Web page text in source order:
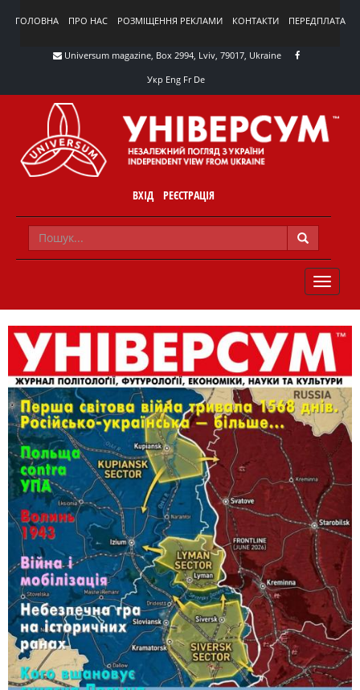
ГОЛОВНА ПРО НАС РОЗМІЩЕННЯ РЕКЛАМИ КОНТАКТИ ПЕРЕДПЛАТА
Universum magazine, Box 2994, Lviv, 79017, Ukraine
Укр Eng Fr De
ВХІД РЕЄСТРАЦІЯ
TOGGLE